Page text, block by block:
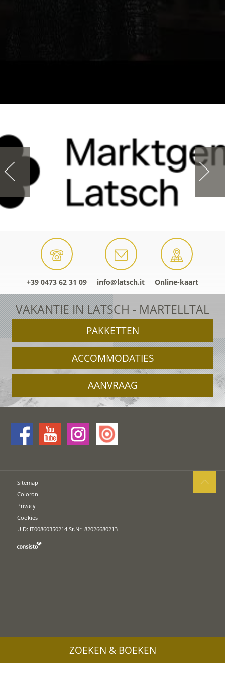
+39 0473 62 31 09 info@latsch.it Online-kaart
VAKANTIE IN LATSCH - MARTELLTAL
PAKKETTEN
ACCOMMODATIES
AANVRAAG
Sitemap
Coloron
Privacy
Cookies
UID: IT00860350214 St.Nr: 82026680213
ZOEKEN & BOEKEN